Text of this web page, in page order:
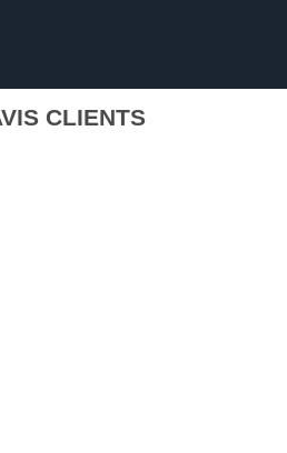
CLIENTS